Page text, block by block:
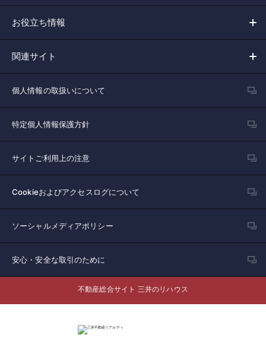
お役立ち情報
関連サイト
個人情報の取扱いについて
特定個人情報保護方針
サイトご利用上の注意
Cookieおよびアクセスログについて
ソーシャルメディアポリシー
安心・安全な取引のために
不動産総合サイト 三井のリハウス